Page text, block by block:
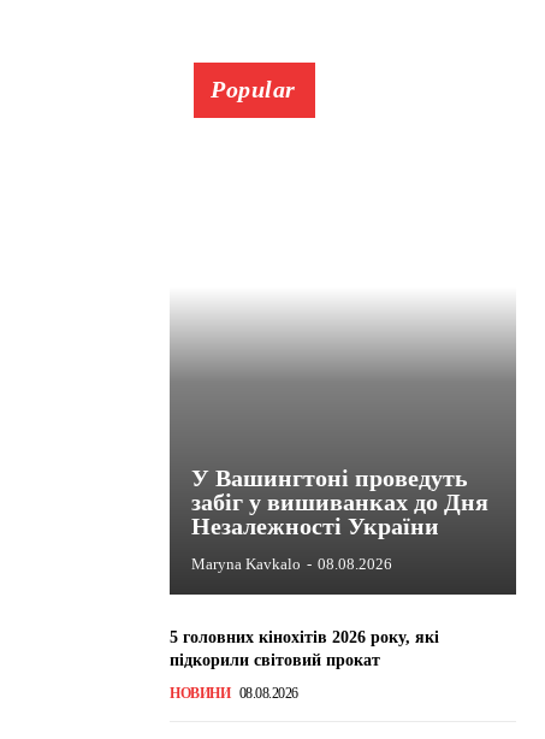
Popular
У Вашингтоні проведуть
забіг у вишиванках до Дня
Незалежності України
Maryna Kavkalo - 08.08.2026
5 головних кінохітів 2026 року, які
підкорили світовий прокат
НОВИНИ 08.08.2026